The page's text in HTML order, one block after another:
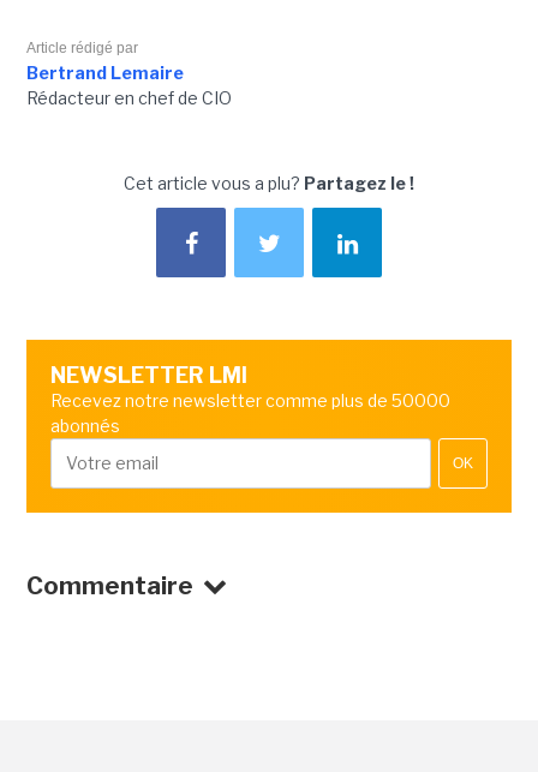
Article rédigé par
Bertrand Lemaire
Rédacteur en chef de CIO
Cet article vous a plu? Partagez le !
NEWSLETTER LMI
Recevez notre newsletter comme plus de 50000
abonnés
OK
Commentaire